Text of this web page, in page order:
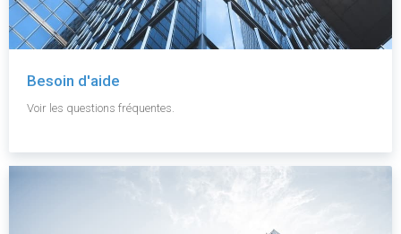
Besoin d'aide
Voir les questions fréquentes.